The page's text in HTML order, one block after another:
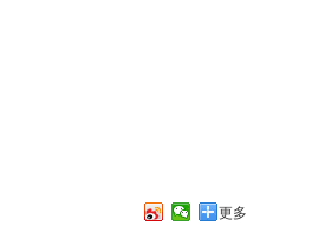
更多